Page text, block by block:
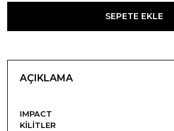
SEPETE EKLE
AÇIKLAMA
IMPACT
KILITLER